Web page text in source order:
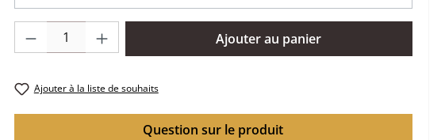
Quantité de produit : Entrez la quantité souhaitée ou utilisez les boutons pour
Ajouter au panier
Ajouter à la liste de souhaits
Question sur le produit